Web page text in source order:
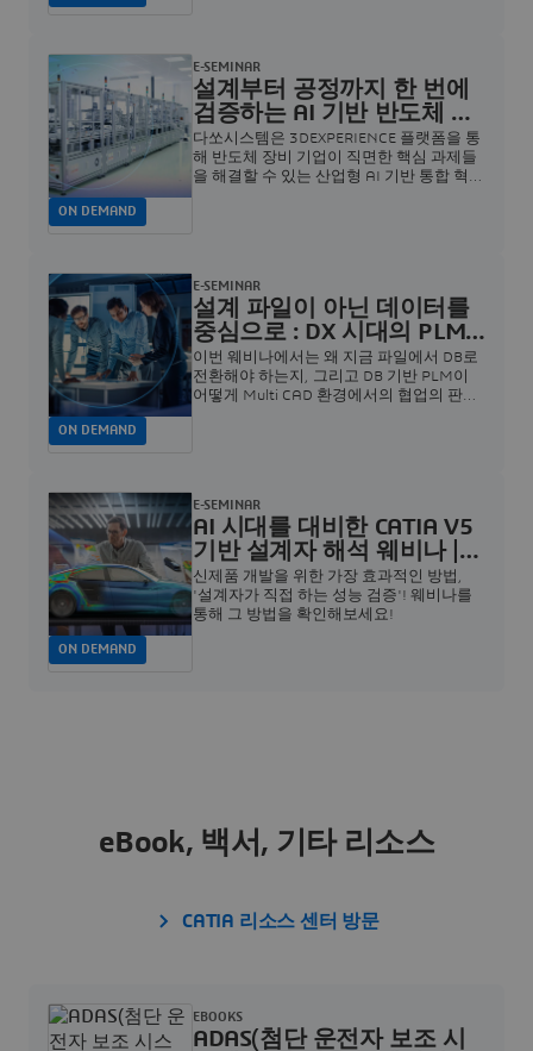
설계부터 공정까지 한 번에
검증하는 AI 기반 반도체 장
비 개발 전략 웨비나 |
Dassault Systèmes
다쏘시스템은 3DEXPERIENCE 플랫폼을 통
해 반도체 장비 기업이 직면한 핵심 과제들
을 해결할 수 있는 산업형 AI 기반 통합 혁신
E-SEMINAR
ON DEMAND
설계 파일이 아닌 데이터를
중심으로 : DX 시대의 PLM
전환 전략 | Dassault
Systèmes
이번 웨비나에서는 왜 지금 파일에서 DB로
전환해야 하는지, 그리고 DB 기반 PLM이
어떻게 Multi CAD 환경에서의 협업의 판을
E-SEMINAR
ON DEMAND
AI 시대를 대비한 CATIA V5
기반 설계자 해석 웨비나 |
Dassault Systèmes
신제품 개발을 위한 가장 효과적인 방법,
'설계자가 직접 하는 성능 검증'! 웨비나를
통해 그 방법을 확인해보세요!
E-SEMINAR
ON DEMAND
eBook, 백서, 기타 리소스
CATIA 리소스 센터 방문
ADAS(첨단 운전자 보조 시
EBOOKS